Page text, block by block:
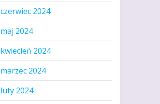
czerwiec 2024
maj 2024
kwiecień 2024
marzec 2024
luty 2024